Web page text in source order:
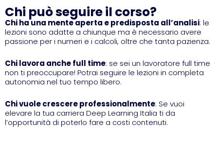
Chi può seguire il corso?
Chi ha una mente aperta e predisposta all’analisi: le
lezioni sono adatte a chiunque ma è necessario avere
passione per i numeri e i calcoli, oltre che tanta pazienza.
Chi lavora anche full time: se sei un lavoratore full time
non ti preoccupare! Potrai seguire le lezioni in completa
autonomia nel tuo tempo libero.
Chi vuole crescere professionalmente: Se vuoi
elevare la tua carriera Deep Learning Italia ti da
l’opportunità di poterlo fare a costi contenuti.